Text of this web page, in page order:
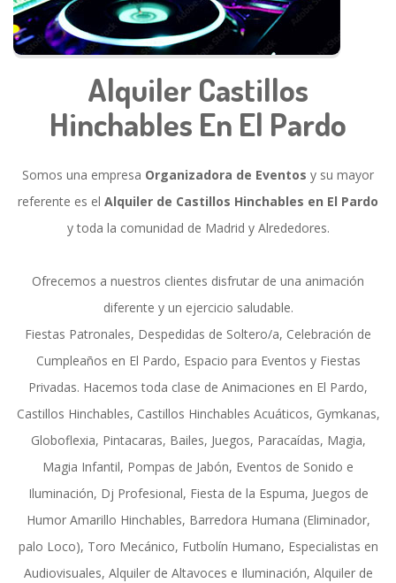
Alquiler Castillos
Hinchables En El Pardo
Somos una empresa Organizadora de Eventos y su mayor
referente es el Alquiler de Castillos Hinchables en El Pardo
y toda la comunidad de Madrid y Alrededores.
Ofrecemos a nuestros clientes disfrutar de una animación
diferente y un ejercicio saludable.
Fiestas Patronales, Despedidas de Soltero/a, Celebración de
Cumpleaños en El Pardo, Espacio para Eventos y Fiestas
Privadas. Hacemos toda clase de Animaciones en El Pardo,
Castillos Hinchables, Castillos Hinchables Acuáticos, Gymkanas,
Globoflexia, Pintacaras, Bailes, Juegos, Paracaídas, Magia,
Magia Infantil, Pompas de Jabón, Eventos de Sonido e
Iluminación, Dj Profesional, Fiesta de la Espuma, Juegos de
Humor Amarillo Hinchables, Barredora Humana (Eliminador,
palo Loco), Toro Mecánico, Futbolín Humano, Especialistas en
Audiovisuales, Alquiler de Altavoces e Iluminación, Alquiler de